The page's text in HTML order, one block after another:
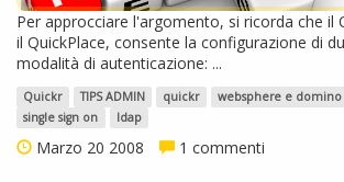
Per approcciare l'argomento, si ricorda che il
il QuickPlace, consente la configurazione di
modalità di autenticazione: ...
Quickr TIPS ADMIN quickr websphere e domino
single sign on
ldap
Marzo 20 2008 1 commenti